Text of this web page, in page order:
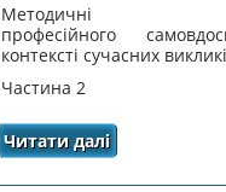
професійного
контексті сучасних
Частина 2
Читати далі
про